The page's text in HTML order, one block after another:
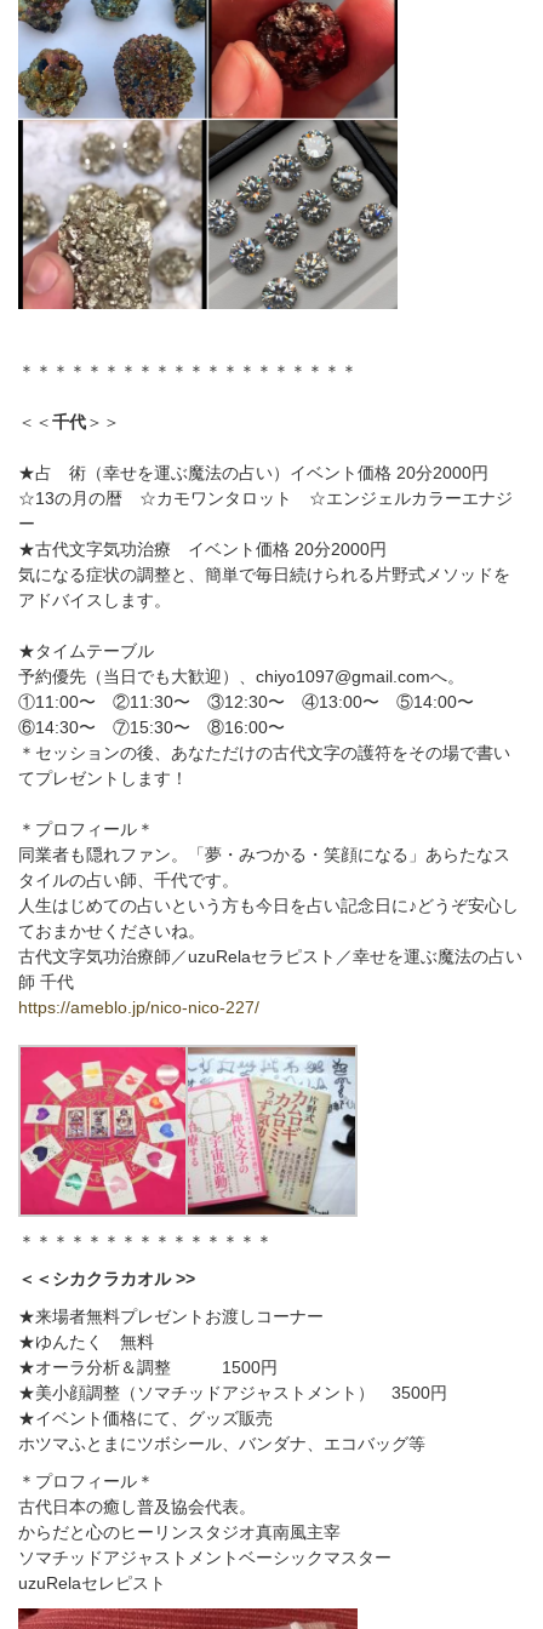
＊＊＊＊＊＊＊＊＊＊＊＊＊＊＊＊＊＊＊＊
＜＜千代＞＞
★占 術（幸せを運ぶ魔法の占い）イベント価格 20分2000円
☆13の月の暦 ☆カモワンタロット ☆エンジェルカラーエナジ
ー
★古代文字気功治療 イベント価格 20分2000円
気になる症状の調整と、簡単で毎日続けられる片野式メソッドを
アドバイスします。
★タイムテーブル
予約優先（当日でも大歓迎）、chiyo1097@gmail.comへ。
①11:00〜 ②11:30〜 ③12:30〜 ④13:00〜 ⑤14:00〜
⑥14:30〜 ⑦15:30〜 ⑧16:00〜
＊セッションの後、あなただけの古代文字の護符をその場で書い
てプレゼントします！
＊プロフィール＊
同業者も隠れファン。「夢・みつかる・笑顔になる」あらたなス
タイルの占い師、千代です。
人生はじめての占いという方も今日を占い記念日に♪どうぞ安心し
ておまかせくださいね。
古代文字気功治療師／uzuRelaセラピスト／幸せを運ぶ魔法の占い
師 千代
https://ameblo.jp/nico-nico-227/
＊＊＊＊＊＊＊＊＊＊＊＊＊＊＊
＜＜シカクラカオル >>
★来場者無料プレゼントお渡しコーナー
★ゆんたく 無料
★オーラ分析＆調整 1500円
★美小顔調整（ソマチッドアジャストメント） 3500円
★イベント価格にて、グッズ販売
ホツマふとまにツボシール、バンダナ、エコバッグ等
＊プロフィール＊
古代日本の癒し普及協会代表。
からだと心のヒーリンスタジオ真南風主宰
ソマチッドアジャストメントベーシックマスター
uzuRelaセレピスト